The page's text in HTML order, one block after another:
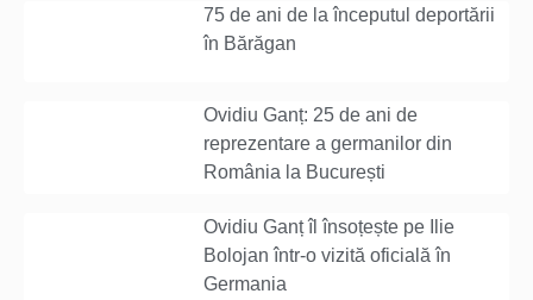
75 de ani de la începutul deportării
în Bărăgan
Ovidiu Ganț: 25 de ani de
reprezentare a germanilor din
România la București
Ovidiu Ganț îl însoțește pe Ilie
Bolojan într-o vizită oficială în
Germania